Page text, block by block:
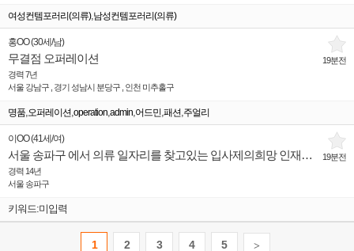
여성컨템포러리(의류),남성컨템포러리(의류)
19분전
홍OO(30세 /남)
무결점 오퍼레이션
경력 7년
서울 강남구 , 경기 성남시 분당구 , 인천 미추홀구
명품,오퍼레이션,operation,admin,어드민,패션,주얼리
19분전
이OO(41세 /여)
서울 송파구 에서 의류 일자리를 찾고있는 입사제의희망 인재입니다.
경력 14년
서울 송파구
키워드:미입력
1 2 3 4 5 >